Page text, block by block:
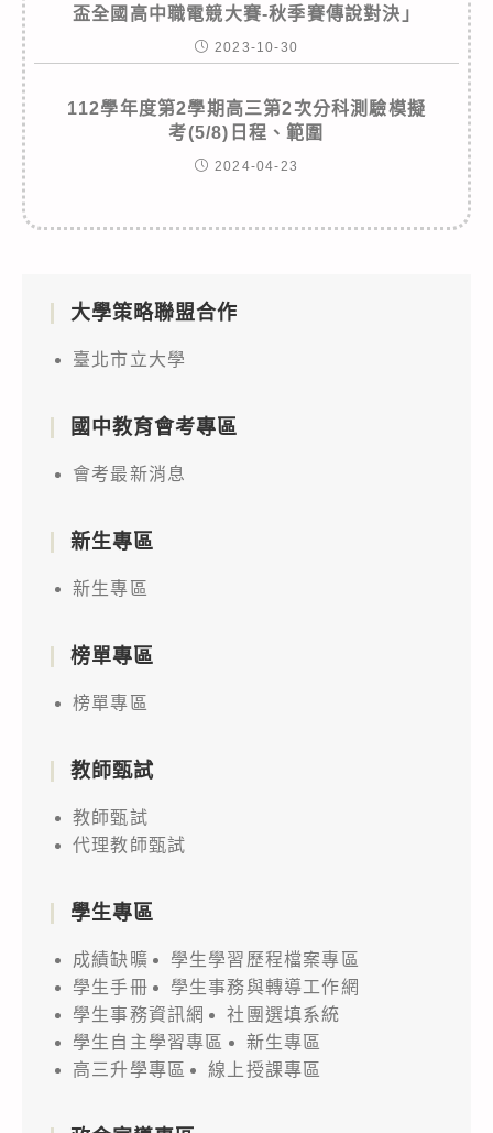
盃全國高中職電競大賽-秋季賽傳說對決」
2023-10-30
112學年度第2學期高三第2次分科測驗模擬
考(5/8)日程、範圍
2024-04-23
大學策略聯盟合作
臺北市立大學
國中教育會考專區
會考最新消息
新生專區
新生專區
榜單專區
榜單專區
教師甄試
教師甄試
代理教師甄試
學生專區
成績缺曠
學生學習歷程檔案專區
學生手冊
學生事務與轉導工作網
學生事務資訊網
社團選填系統
學生自主學習專區
新生專區
高三升學專區
線上授課專區